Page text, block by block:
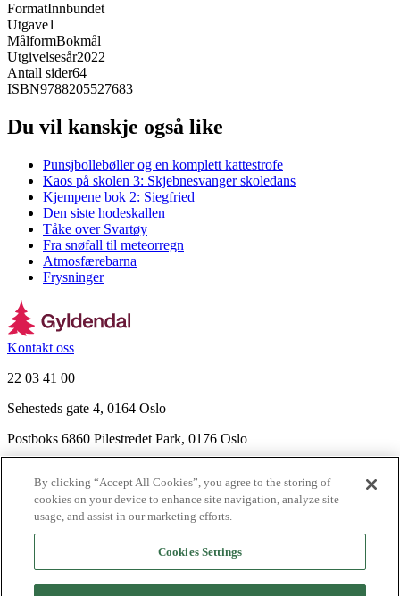
FormatInnbundet
Utgave1
MålformBokmål
Utgivelsesår2022
Antall sider64
ISBN9788205527683
Du vil kanskje også like
Punsjbollebøller og en komplett kattestrofe
Kaos på skolen 3: Skjebnesvanger skoledans
Kjempene bok 2: Siegfried
Den siste hodeskallen
Tåke over Svartøy
Fra snøfall til meteorregn
Atmosfærebarna
Frysninger
Kontakt oss
22 03 41 00
Sehesteds gate 4, 0164 Oslo
Postboks 6860 Pilestredet Park, 0176 Oslo
Nyhetsbrev
Ledige stillinger
Send inn manus
By clicking “Accept All Cookies”, you agree to the storing of
cookies on your device to enhance site navigation, analyze site
usage, and assist in our marketing efforts.
Cookies Settings